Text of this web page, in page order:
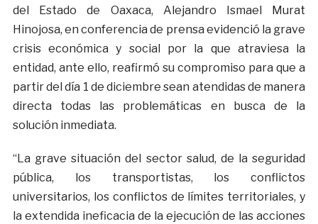
del Estado de Oaxaca, Alejandro Ismael Murat
Hinojosa, en conferencia de prensa evidenció la grave
crisis económica y social por la que atraviesa la
entidad, ante ello, reafirmó su compromiso para que a
partir del día 1 de diciembre sean atendidas de manera
directa todas las problemáticas en busca de la
solución inmediata.
“La grave situación del sector salud, de la seguridad
pública, los transportistas, los conflictos
universitarios, los conflictos de límites territoriales, y
la extendida ineficacia de la ejecución de las acciones